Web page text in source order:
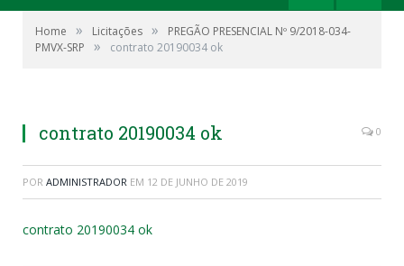
Home » Licitações »
PREGÃO PRESENCIAL Nº 9/2018-034-
PMVX-SRP
» contrato 20190034 ok
contrato 20190034 ok 0
POR ADMINISTRADOR EM 12 DE JUNHO DE 2019
contrato 20190034 ok